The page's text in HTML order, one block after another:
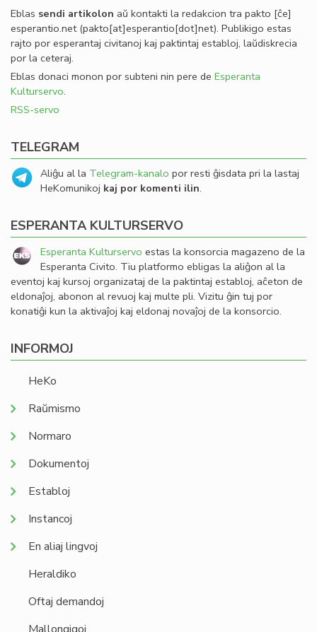
Eblas sendi artikolon aŭ kontakti la redakcion tra pakto [ĉe]
esperantio.net(pakto[at]esperantio[dot]net). Publikigo estas
rajto por esperantaj civitanoj kaj paktintaj establoj, laŭdiskrecia
por la ceteraj.
Eblas donaci monon por subteni nin pere de Esperanta
Kulturservo.
RSS-servo
TELEGRAM
Aliĝu al la Telegram-kanalo por resti ĝisdata pri la lastaj
HeKomunikoj kaj por komenti ilin.
ESPERANTA KULTURSERVO
Esperanta Kulturservo estas la konsorcia magazeno de la
Esperanta Civito. Tiu platformo ebligas la aliĝon al la
eventoj kaj kursoj organizataj de la paktintaj establoj, aĉeton de
eldonaĵoj, abonon al revuoj kaj multe pli. Vizitu ĝin tuj por
konatiĝi kun la aktivaĵoj kaj eldonaj novaĵoj de la konsorcio.
INFORMOJ
HeKo
Raŭmismo
Normaro
Dokumentoj
Establoj
Instancoj
En aliaj lingvoj
Heraldiko
Oftaj demandoj